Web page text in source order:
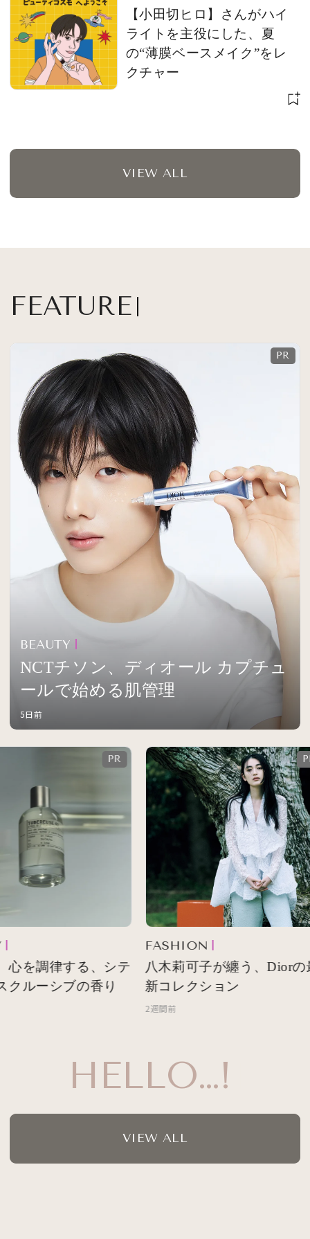
【小田切ヒロ】さんがハイ
ライトを主役にした、夏
の“薄膜ベースメイク”をレ
クチャー
VIEW ALL
FEATURE
BEAUTY
NCTチソン、ディオール カプチュ
ールで始める肌管理
5日前
HELLO…!
を調律する、シテ
ルーシブの香り
FASHION
八木莉可子が纏う、Diorの
新コレクション
2週間前
VIEW ALL